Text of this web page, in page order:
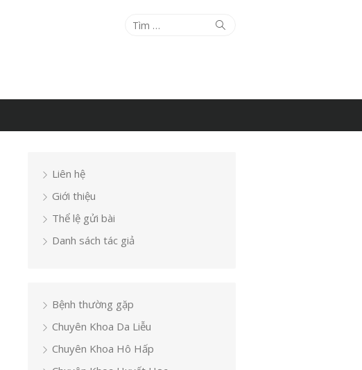
Tìm
Tìm
Liên hệ
Giới thiệu
Thể lệ gửi bài
Danh sách tác giả
Bệnh thường gặp
Chuyên Khoa Da Liễu
Chuyên Khoa Hô Hấp